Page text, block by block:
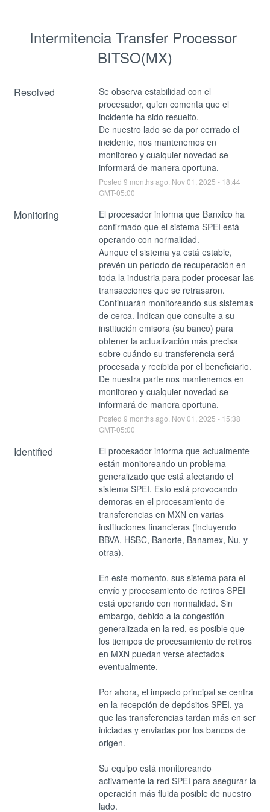
Intermitencia Transfer Processor
BITSO(MX)
Resolved
Se observa estabilidad con el
procesador, quien comenta que el
incidente ha sido resuelto.
De nuestro lado se da por cerrado el
incidente, nos mantenemos en
monitoreo y cualquier novedad se
informará de manera oportuna.
Posted 9 months ago. Nov01 2025 - 18:44
GMT-05:00
Monitoring
El procesador informa que Banxico ha
confirmado que el sistema SPEI está
operando con normalidad.
Aunque el sistema ya está estable,
prevén un período de recuperación en
toda la industria para poder procesar las
transacciones que se retrasaron.
Continuarán monitoreando sus sistemas
de cerca. Indican que consulte a su
institución emisora (su banco) para
obtener la actualización más precisa
sobre cuándo su transferencia será
procesada y recibida por el beneficiario.
De nuestra parte nos mantenemos en
monitoreo y cualquier novedad se
informará de manera oportuna.
Posted 9 months ago. Nov01 2025 - 15:38
GMT-05:00
Identified
El procesador informa que actualmente
están monitoreando un problema
generalizado que está afectando el
sistema SPEI. Esto está provocando
demoras en el procesamiento de
transferencias en MXN en varias
instituciones financieras (incluyendo
BBVA, HSBC, Banorte, Banamex, Nu, y
otras).
En este momento, sus sistema para el
envío y procesamiento de retiros SPEI
está operando con normalidad. Sin
embargo, debido a la congestión
generalizada en la red, es posible que
los tiempos de procesamiento de retiros
en MXN puedan verse afectados
eventualmente.
Por ahora, el impacto principal se centra
en la recepción de depósitos SPEI, ya
que las transferencias tardan más en ser
iniciadas y enviadas por los bancos de
origen.
Su equipo está monitoreando
activamente la red SPEI para asegurar la
operación más fluida posible de nuestro
lado.